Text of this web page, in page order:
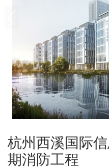
杭州西溪国际
期消防工程